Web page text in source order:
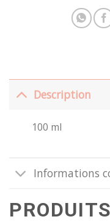
Description
100 ml
Informations